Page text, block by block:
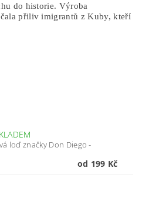
do historie. Výroba
přiliv imigrantů z Kuby, kteří
loď značky Don Diego -
od 199 Kč